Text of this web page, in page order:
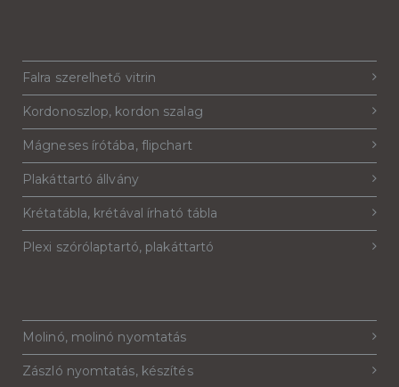
Falra szerelhető vitrin
Kordonoszlop, kordon szalag
Mágneses írótába, flipchart
Plakáttartó állvány
Krétatábla, krétával írható tábla
Plexi szórólaptartó, plakáttartó
Molinó, molinó nyomtatás
Zászló nyomtatás, készítés